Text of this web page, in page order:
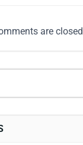
are closed